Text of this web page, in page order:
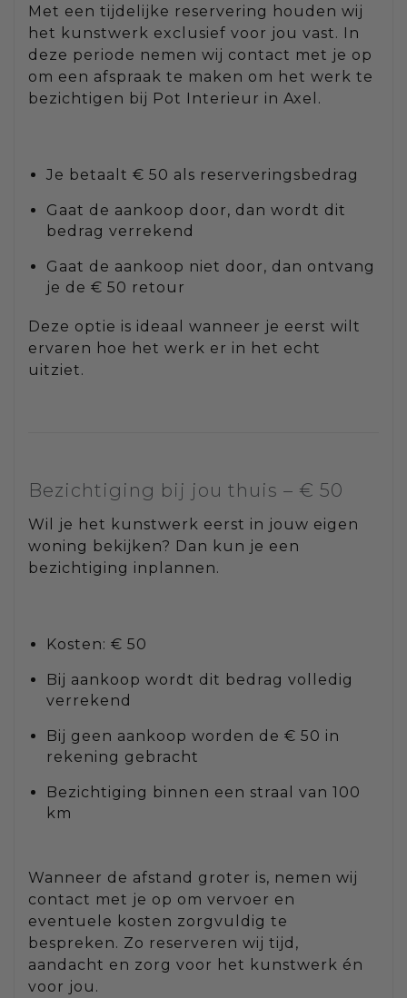
Met een tijdelijke reservering houden wij
het kunstwerk exclusief voor jou vast. In
deze periode nemen wij contact met je op
om een afspraak te maken om het werk te
bezichtigen bij Pot Interieur in Axel.
Je betaalt € 50 als reserveringsbedrag
Gaat de aankoop door, dan wordt dit
bedrag verrekend
Gaat de aankoop niet door, dan ontvang
je de € 50 retour
Deze optie is ideaal wanneer je eerst wilt
ervaren hoe het werk er in het echt
uitziet.
Bezichtiging bij jou thuis – € 50
Wil je het kunstwerk eerst in jouw eigen
woning bekijken? Dan kun je een
bezichtiging inplannen.
Kosten: € 50
Bij aankoop wordt dit bedrag volledig
verrekend
Bij geen aankoop worden de € 50 in
rekening gebracht
Bezichtiging binnen een straal van 100
km
Wanneer de afstand groter is, nemen wij
contact met je op om vervoer en
eventuele kosten zorgvuldig te
bespreken. Zo reserveren wij tijd,
aandacht en zorg voor het kunstwerk én
voor jou.